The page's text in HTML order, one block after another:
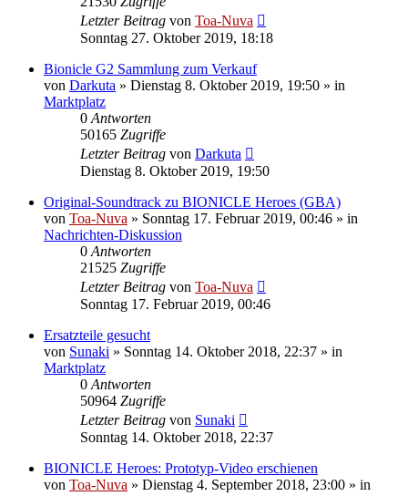
Letzter Beitrag von Toa-Nuva
Sonntag 27. Oktober 2019, 18:18
Bionicle G2 Sammlung zum Verkauf
von Darkuta » Dienstag 8. Oktober 2019, 19:50 » in
Marktplatz
0 Antworten
50165 Zugriffe
Letzter Beitrag von Darkuta
Dienstag 8. Oktober 2019, 19:50
Original-Soundtrack zu BIONICLE Heroes (GBA)
von Toa-Nuva » Sonntag 17. Februar 2019, 00:46 » in
Nachrichten-Diskussion
0 Antworten
21525 Zugriffe
Letzter Beitrag von Toa-Nuva
Sonntag 17. Februar 2019, 00:46
Ersatzteile gesucht
von Sunaki » Sonntag 14. Oktober 2018, 22:37 » in
Marktplatz
0 Antworten
50964 Zugriffe
Letzter Beitrag von Sunaki
Sonntag 14. Oktober 2018, 22:37
BIONICLE Heroes: Prototyp-Video erschienen
von Toa-Nuva » Dienstag 4. September 2018, 23:00 » in